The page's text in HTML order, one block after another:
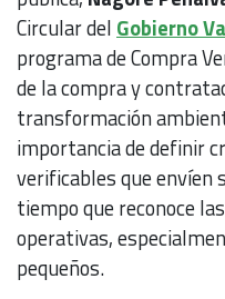
Circular del Gobierno
programa de Compra
de la compra y
transformación
importancia de definir
verificables que envíen
tiempo que reconoce
operativas,
pequeños.